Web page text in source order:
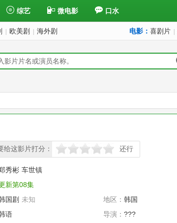
综艺 微电影 口水
欧美剧 海外剧 电影： 喜剧片
给这影片打分：
很差较差 还行推荐 力荐 还行
秀彬 车世镇
新第08集
国剧 未知 地区： 韩国
语 导演： ???